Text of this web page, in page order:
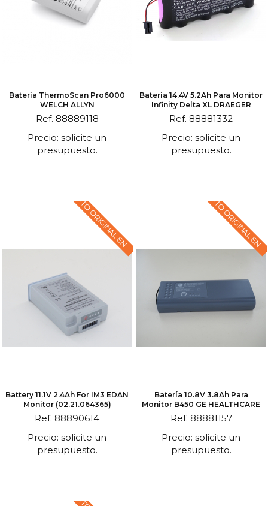
Batería ThermoScan Pro6000
WELCH ALLYN
Ref. 88889118
Precio: solicite un
presupuesto.
Batería 14.4V 5.2Ah Para Monitor
Infinity Delta XL DRAEGER
Ref. 88881332
Precio: solicite un
presupuesto.
TEXTO ORIGINAL EN
Battery 11.1V 2.4Ah For IM3 EDAN
Monitor (02.21.064365)
Ref. 88890614
Precio: solicite un
presupuesto.
TEXTO ORIGINAL EN
Batería 10.8V 3.8Ah Para
Monitor B450 GE HEALTHCARE
Ref. 88881157
Precio: solicite un
presupuesto.